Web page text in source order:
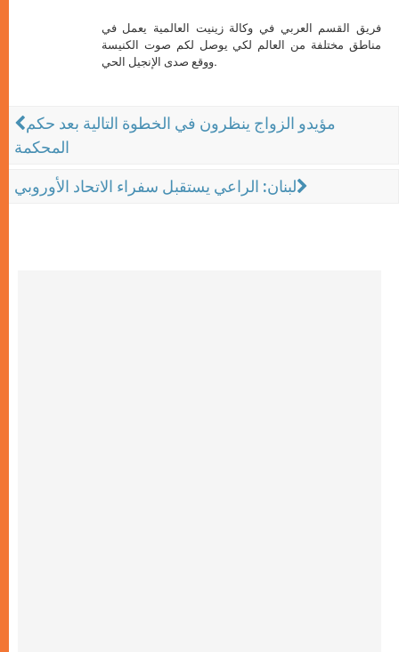
فريق القسم العربي في وكالة زينيت العالمية يعمل في
مناطق مختلفة من العالم لكي يوصل لكم صوت الكنيسة
ووقع صدى الإنجيل الحي.
مؤيدو الزواج ينظرون في الخطوة التالية بعد حكم
المحكمة
لبنان: الراعي يستقبل سفراء الاتحاد الأوروبي